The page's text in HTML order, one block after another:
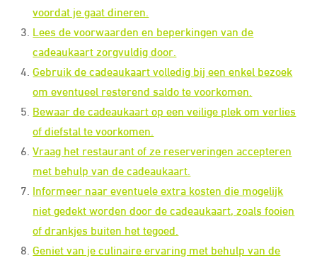
voordat je gaat dineren.
Lees de voorwaarden en beperkingen van de
cadeaukaart zorgvuldig door.
Gebruik de cadeaukaart volledig bij een enkel bezoek
om eventueel resterend saldo te voorkomen.
Bewaar de cadeaukaart op een veilige plek om verlies
of diefstal te voorkomen.
Vraag het restaurant of ze reserveringen accepteren
met behulp van de cadeaukaart.
Informeer naar eventuele extra kosten die mogelijk
niet gedekt worden door de cadeaukaart, zoals fooien
of drankjes buiten het tegoed.
Geniet van je culinaire ervaring met behulp van de